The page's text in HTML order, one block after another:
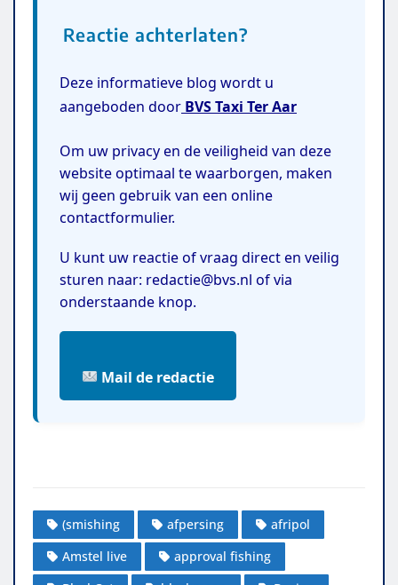
Reactie achterlaten?
Deze informatieve blog wordt u
aangeboden door BVS Taxi Ter Aar
Om uw privacy en de veiligheid van deze
website optimaal te waarborgen, maken
wij geen gebruik van een online
contactformulier.
U kunt uw reactie of vraag direct en veilig
sturen naar: redactie@bvs.nl of via
onderstaande knop.
Mail de redactie
(smishing afpersing
afripol
Amstel live
approval fishing